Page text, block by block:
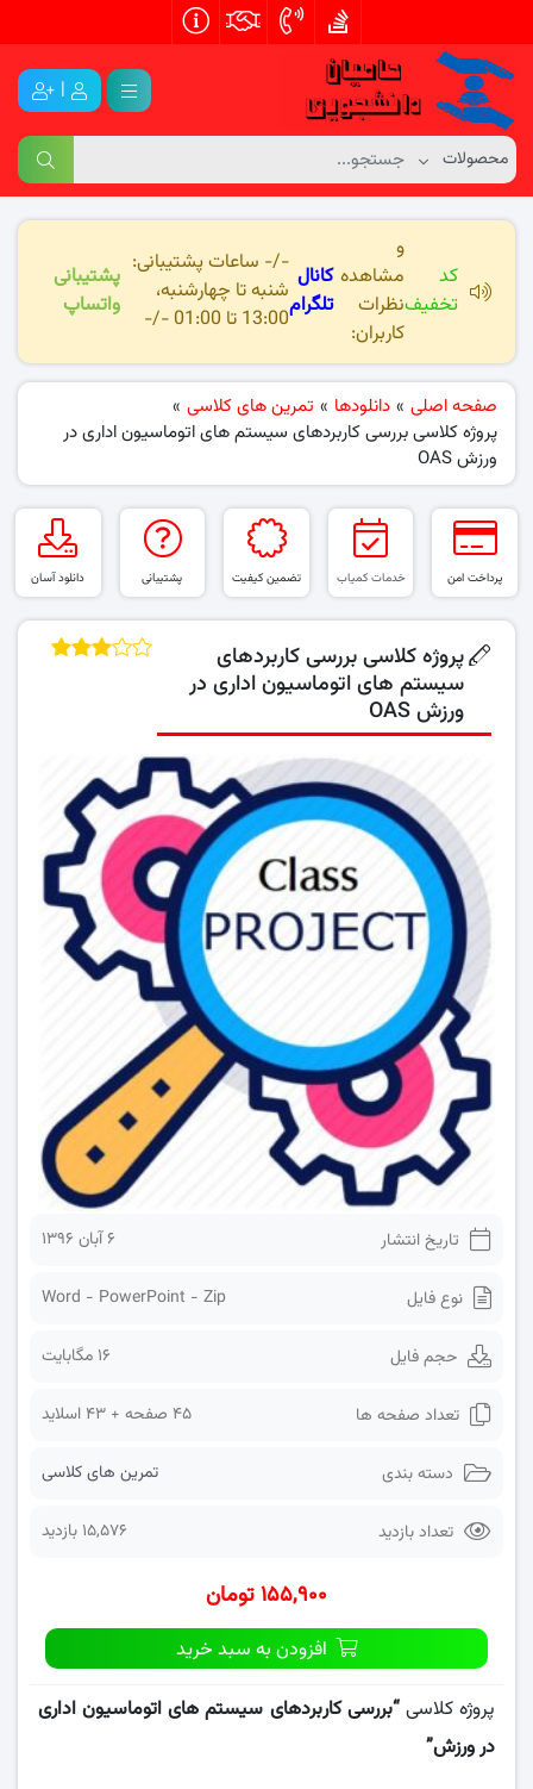
|
کد
تخفیف
و
مشاهده
نظرات
کاربران:
کانال
تلگرام
-/- ساعات پشتیبانی:
شنبه تا چهارشنبه،
13:00 تا 01:00 -/-
پشتیبانی
واتساپ
صفحه اصلی » دانلودها » تمرین های کلاسی »
پروژه کلاسی بررسی کاربردهای سیستم های اتوماسیون اداری در
ورزش OAS
پرداخت امن خدمات کمیاب تضمین کیفیت پشتیبانی دانلود آسان
پروژه کلاسی بررسی کاربردهای
سیستم های اتوماسیون اداری در
ورزش OAS
تاریخ انتشار ۶ آبان ۱۳۹۶
نوع فایل Word - PowerPoint - Zip
حجم فایل 16 مگابایت
تعداد صفحه ها 45 صفحه + 43 اسلاید
دسته بندی تمرین های کلاسی
تعداد بازدید 15,576 بازدید
۱۵۵,۹۰۰ تومان
افزودن به سبد خرید
پروژه کلاسی“بررسی کاربردهای سیستم های اتوماسیون اداری
در ورزش”